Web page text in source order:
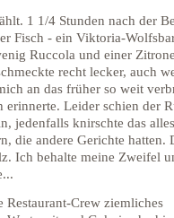
1 1/4 Stunden nach der
Fisch - ein Viktoria-
Ruccola und einer
recht lecker, auch
an das früher so weit
erinnerte. Leider schien der
jedenfalls knirschte das alles
die andere Gerichte hatten.
Ich behalte meine Zweifel
Crew ziemliches